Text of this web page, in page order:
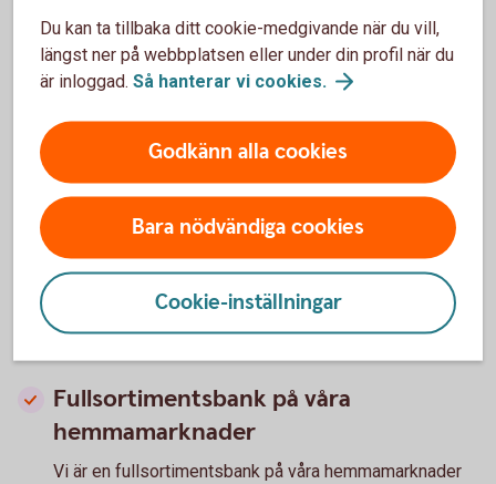
annan valuta. Vi har flertal produkter och tjänster som
hjälper er hantera er valuta och valutarisk på ett
effektivt vis.
Kontakta er kundansvarig eller bankkontor för att
Valutasäkra er affär
Varför välja oss som partner?
Fullsortimentsbank på våra
hemmamarknader
Vi är en fullsortimentsbank på våra hemmamarknader
Du kan ta tillbaka ditt cookie-medgivande när du vill,
längst ner på webbplatsen eller under din profil när du
är inloggad. Så hanterar vi cookies.
Godkänn alla cookies
Bara nödvändiga cookies
Cookie-inställningar